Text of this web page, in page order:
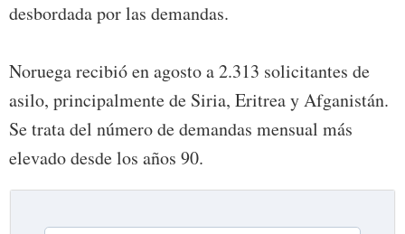
desbordada por las demandas.
Noruega recibió en agosto a 2.313 solicitantes de
asilo, principalmente de Siria, Eritrea y Afganistán.
Se trata del número de demandas mensual más
elevado desde los años 90.